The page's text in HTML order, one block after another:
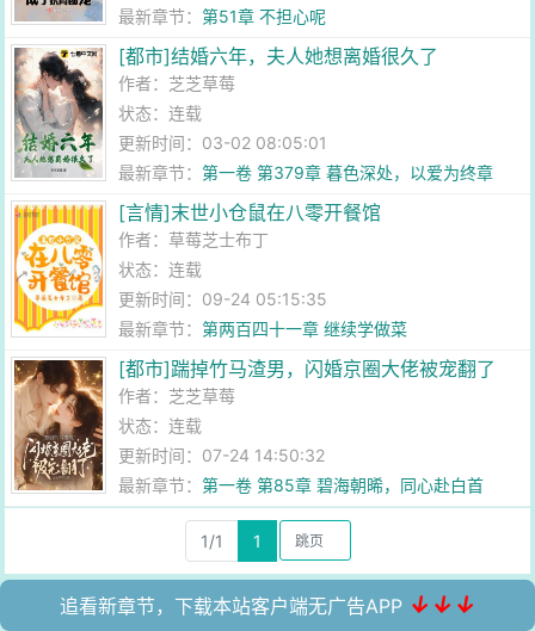
最新章节：第51章 不担心呢
[都市]结婚六年，夫人她想离婚很久了
作者： 芝芝草莓
状态：连载
更新时间：03-02 08:05:01
最新章节：第一卷 第379章 暮色深处，以爱为终章
[言情]末世小仓鼠在八零开餐馆
作者： 草莓芝士布丁
状态：连载
更新时间：09-24 05:15:35
最新章节：第两百四十一章 继续学做菜
[都市]踹掉竹马渣男，闪婚京圈大佬被宠翻了
作者： 芝芝草莓
状态：连载
更新时间：07-24 14:50:32
最新章节：第一卷 第85章 碧海朝晞，同心赴白首
1/1 1
追看新章节，下载本站客户端无广告APP ↓↓↓